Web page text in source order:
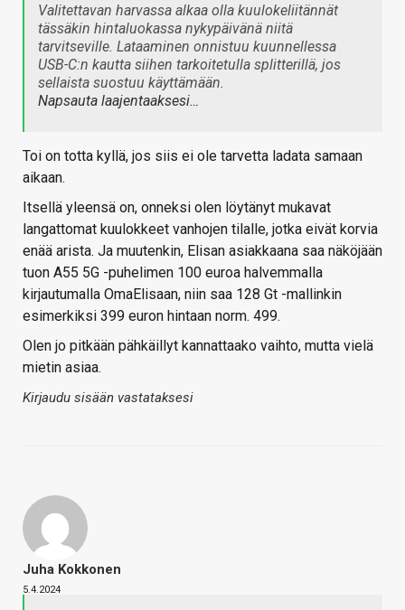
Valitettavan harvassa alkaa olla kuulokeliitännät
tässäkin hintaluokassa nykypäivänä niitä
tarvitseville. Lataaminen onnistuu kuunnellessa
USB-C:n kautta siihen tarkoitetulla splitterillä, jos
sellaista suostuu käyttämään.
Napsauta laajentaaksesi…
Toi on totta kyllä, jos siis ei ole tarvetta ladata samaan
aikaan.
Itsellä yleensä on, onneksi olen löytänyt mukavat
langattomat kuulokkeet vanhojen tilalle, jotka eivät korvia
enää arista. Ja muutenkin, Elisan asiakkaana saa näköjään
tuon A55 5G -puhelimen 100 euroa halvemmalla
kirjautumalla OmaElisaan, niin saa 128 Gt -mallinkin
esimerkiksi 399 euron hintaan norm. 499.
Olen jo pitkään pähkäillyt kannattaako vaihto, mutta vielä
mietin asiaa.
Kirjaudu sisään vastataksesi
Juha Kokkonen
5.4.2024